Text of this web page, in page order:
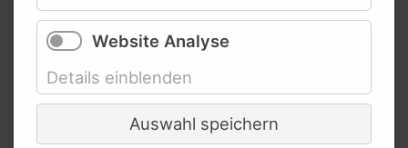
Angaben gemäß § 5
Weibernetze.V.
Bundesnetzwerk von FrauenLesben und
Website Analyse
Details einblenden
Auswahl speichern